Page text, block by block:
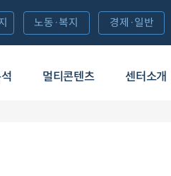
멀티콘텐츠 센터소개
노동·복지 경제·일반